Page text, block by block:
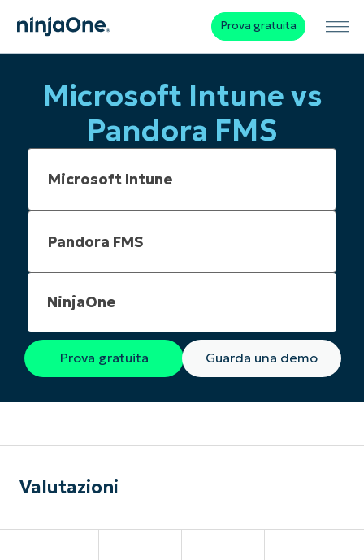
Prova gratuita
Microsoft Intune vs
Pandora FMS
NinjaOne
Prova gratuita Guarda una demo
Valutazioni